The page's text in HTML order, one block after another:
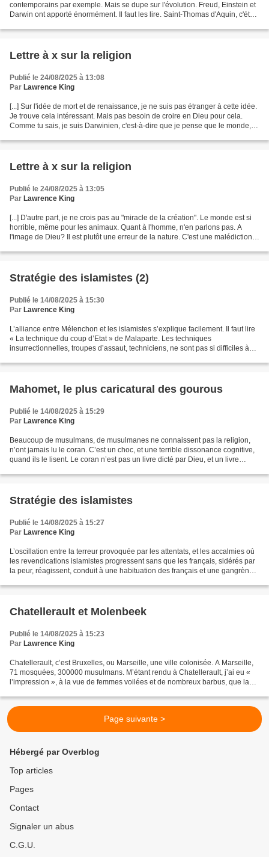
contemporains par exemple. Mais se dupe sur l'évolution. Freud, Einstein et
Darwin ont apporté énormément. Il faut les lire. Saint-Thomas d'Aquin, c'était
Lettre à x sur la religion
Publié le 24/08/2025 à 13:08
Par Lawrence King
[...] Sur l'idée de mort et de renaissance, je ne suis pas étranger à cette idée.
Je trouve cela intéressant. Mais pas besoin de croire en Dieu pour cela.
Comme tu sais, je suis Darwinien, c'est-à-dire que je pense que le monde,
Lettre à x sur la religion
Publié le 24/08/2025 à 13:05
Par Lawrence King
[...] D'autre part, je ne crois pas au "miracle de la création". Le monde est si
horrible, même pour les animaux. Quant à l'homme, n'en parlons pas. A
l'image de Dieu? Il est plutôt une erreur de la nature. C'est une malédiction
Stratégie des islamistes (2)
Publié le 14/08/2025 à 15:30
Par Lawrence King
L’alliance entre Mélenchon et les islamistes s’explique facilement. Il faut lire
« La technique du coup d’Etat » de Malaparte. Les techniques
insurrectionnelles, troupes d’assaut, techniciens, ne sont pas si difficiles à
Mahomet, le plus caricatural des gourous
Publié le 14/08/2025 à 15:29
Par Lawrence King
Beaucoup de musulmans, de musulmanes ne connaissent pas la religion,
n’ont jamais lu le coran. C’est un choc, et une terrible dissonance cognitive,
quand ils le lisent. Le coran n’est pas un livre dicté par Dieu, et un livre
Stratégie des islamistes
Publié le 14/08/2025 à 15:27
Par Lawrence King
L’oscillation entre la terreur provoquée par les attentats, et les accalmies où
les revendications islamistes progressent sans que les français, sidérés par
la peur, réagissent, conduit à une habituation des français et une gangrène
Chatellerault et Molenbeek
Publié le 14/08/2025 à 15:23
Par Lawrence King
Chatellerault, c’est Bruxelles, ou Marseille, une ville colonisée. A Marseille,
71 mosquées, 300000 musulmans. M’étant rendu à Chatellerault, j’ai eu «
l’impression », à la vue de femmes voilées et de nombreux barbus, que la
Page suivante >
Hébergé par Overblog
Top articles
Pages
Contact
Signaler un abus
C.G.U.